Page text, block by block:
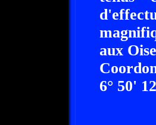
aux
6° 50'